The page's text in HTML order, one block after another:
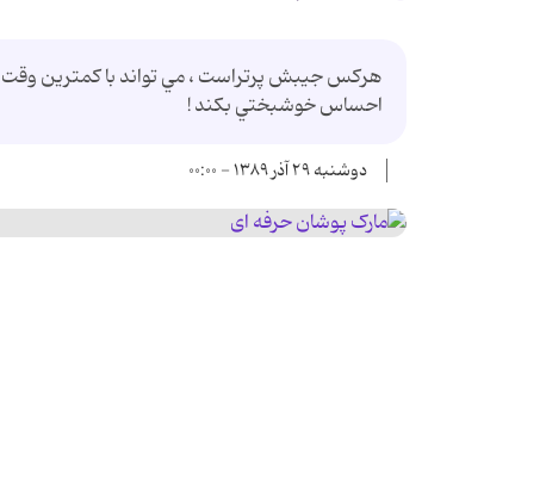
هركس جيبش پرتراست ، مي تواند با كمترين وقت ،
احساس خوشبختي بكند !
دوشنبه ۲۹ آذر ۱۳۸۹ - ۰۰:۰۰